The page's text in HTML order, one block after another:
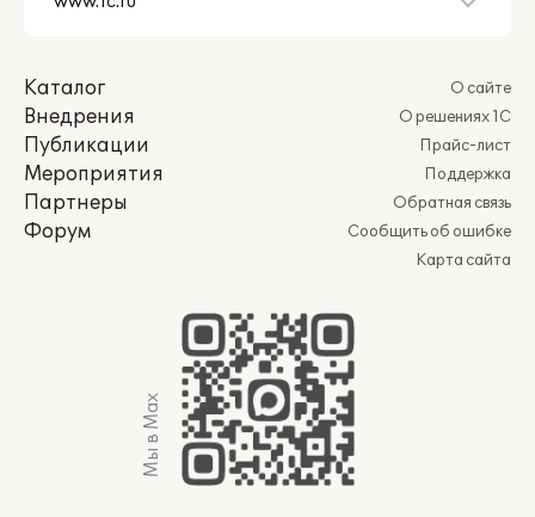
Каталог
Внедрения
Публикации
Мероприятия
Партнеры
Форум
О сайте
О решениях 1С
Прайс-лист
Поддержка
Обратная связь
Сообщить об ошибке
Карта сайта
Мы в Max